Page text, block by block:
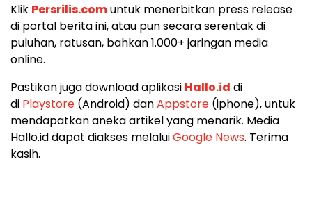
Klik Persrilis.comuntuk menerbitkan press release
di portal berita ini, atau pun secara serentak di
puluhan, ratusan, bahkan 1.000+ jaringan media
online.
Pastikan juga download aplikasi Hallo.id di
di Playstore (Android) danAppstore (iphone), untuk
mendapatkan aneka artikel yang menarik. Media
Hallo.id dapat diakses melaluiGoogle News. Terima
kasih.